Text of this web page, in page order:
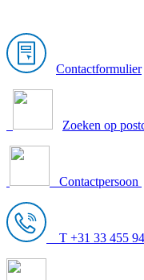
Contactformulier
Zoeken op
Contactpersoon
T +31 33 455